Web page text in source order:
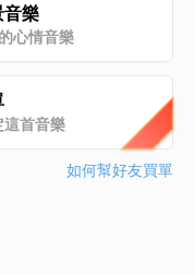
樂
心情音樂
首音樂
如何幫好友買單